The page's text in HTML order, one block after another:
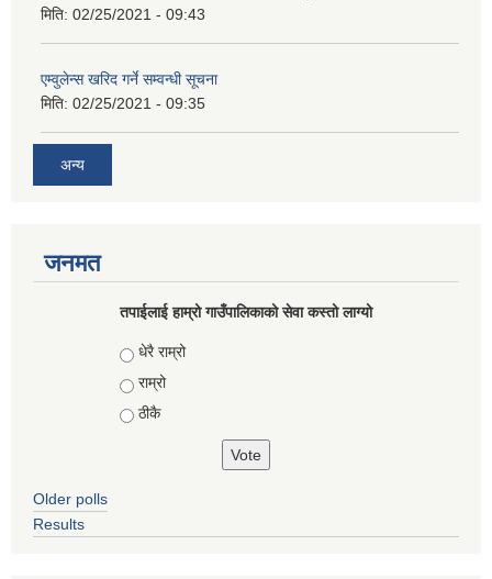
मिति: 02/25/2021 - 09:43
एम्वुलेन्स खरिद गर्ने सम्वन्धी सूचना
मिति: 02/25/2021 - 09:35
अन्य
जनमत
तपाईलाई हाम्रो गाउँपालिकाको सेवा कस्तो लाग्यो
Choices
धेरै राम्रो
राम्रो
ठीकै
Older polls
Results